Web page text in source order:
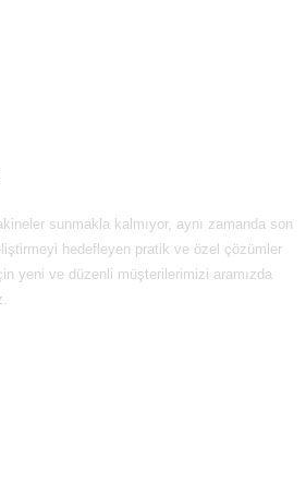
sunmakla kalmıyor, aynı zamanda son
hedefleyen pratik ve özel çözümler
yeni ve düzenli müşterilerimizi aramızda